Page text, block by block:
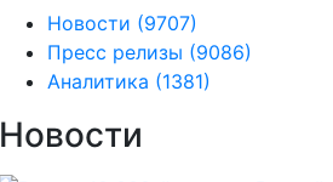
Новости (9707)
Пресс релизы (9086)
Аналитика (1381)
Новости